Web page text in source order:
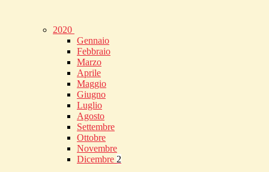
2020
Gennaio
Febbraio
Marzo
Aprile
Maggio
Giugno
Luglio
Agosto
Settembre
Ottobre
Novembre
Dicembre 2